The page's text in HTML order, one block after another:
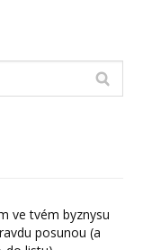
ve tvém byznysu
posunou (a